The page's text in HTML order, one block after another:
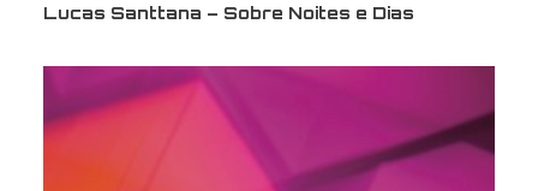
Lucas Santtana – Sobre Noites e Dias